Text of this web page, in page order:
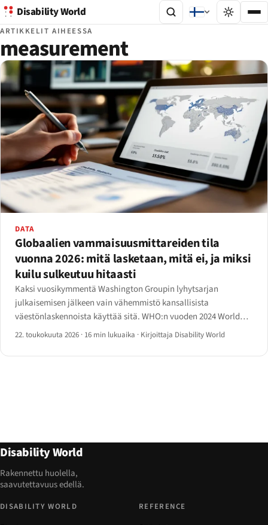
Disability World
ARTIKKELIT AIHEESSA
measurement
DATA
Globaalien vammaisuusmittareiden tila
vuonna 2026: mitä lasketaan, mitä ei, ja miksi
kuilu sulkeutuu hitaasti
Kaksi vuosikymmentä Washington Groupin lyhytsarjan
julkaisemisen jälkeen vain vähemmistö kansallisista
väestönlaskennoista käyttää sitä. WHO:n vuoden 2024 World
Report on Disability -päivitys ja YK DESA:n Disability Statistics
22. toukokuuta 2026 · 16 min lukuaika · Kirjoittaja Disability World
Disability World
Rakennettu huolella,
saavutettavuus edellä.
DISABILITY WORLD REFERENCE